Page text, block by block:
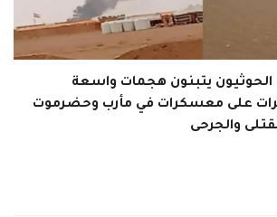
الحوثيون يتبنون هجمات واسعة
على معسكرات في مأرب وحضرموت
والجرحى